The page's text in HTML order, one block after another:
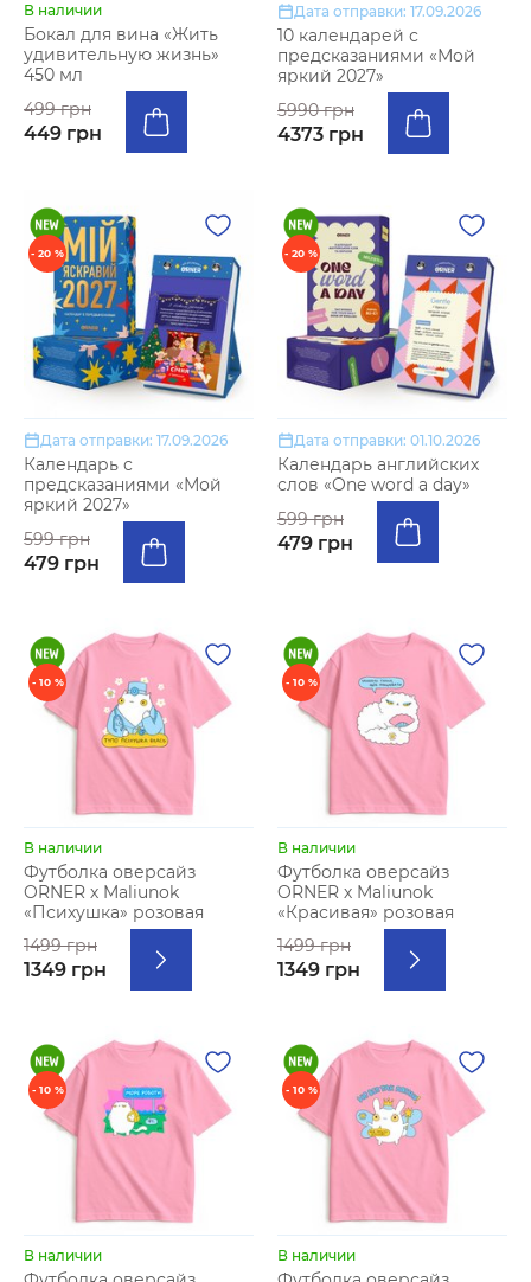
В наличии
Бокал для вина «Жить
удивительную жизнь»
450 мл
499 грн
449 грн
Дата отправки: 17.09.2026
10 календарей с
предсказаниями «Мой
яркий 2027»
5990 грн
4373 грн
- 20 %
Дата отправки: 17.09.2026
Календарь с
предсказаниями «Мой
яркий 2027»
599 грн
479 грн
- 20 %
Дата отправки: 01.10.2026
Календарь английских
слов «One word a day»
599 грн
479 грн
- 10 %
В наличии
Футболка оверсайз
ORNER х Maliunok
«Психушка» розовая
1499 грн
1349 грн
- 10 %
В наличии
Футболка оверсайз
ORNER х Maliunok
«Красивая» розовая
1499 грн
1349 грн
- 10 %
В наличии
- 10 %
В наличии